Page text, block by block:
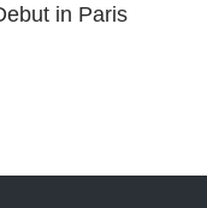
in Paris